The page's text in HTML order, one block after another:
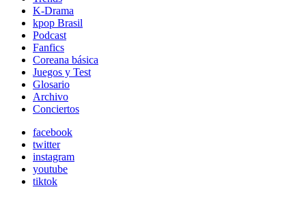
K-Drama
kpop Brasil
Podcast
Fanfics
Coreana básica
Juegos y Test
Glosario
Archivo
Conciertos
facebook
twitter
instagram
youtube
tiktok